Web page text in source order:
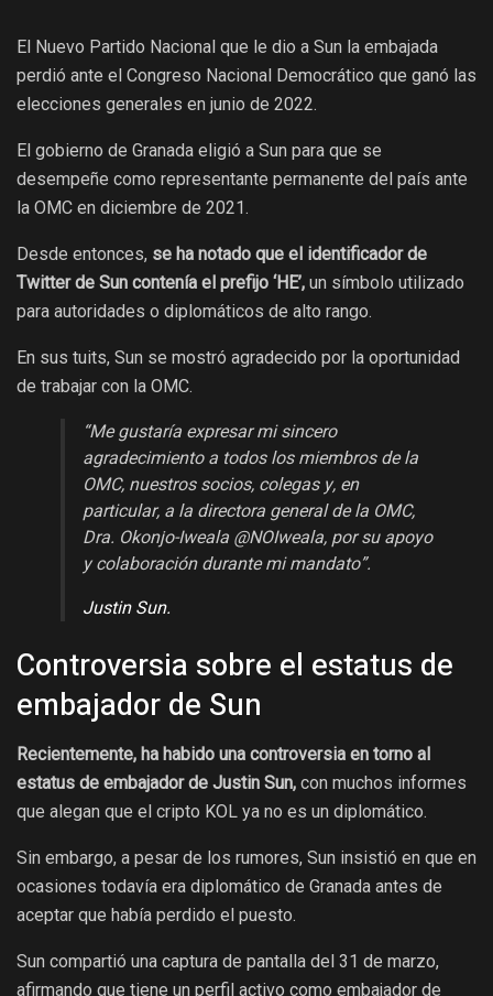
El Nuevo Partido Nacional que le dio a Sun la embajada
perdió ante el Congreso Nacional Democrático que ganó las
elecciones generales en junio de 2022.
El gobierno de Granada eligió a Sun para que se
desempeñe como representante permanente del país ante
la OMC en diciembre de 2021.
Desde entonces, se ha notado que el identificador de
Twitter de Sun contenía el prefijo ‘HE’, un símbolo utilizado
para autoridades o diplomáticos de alto rango.
En sus tuits, Sun se mostró agradecido por la oportunidad
de trabajar con la OMC.
“Me gustaría expresar mi sincero
agradecimiento a todos los miembros de la
OMC, nuestros socios, colegas y, en
particular, a la directora general de la OMC,
Dra. Okonjo-Iweala @NOIweala, por su apoyo
y colaboración durante mi mandato”.
Justin Sun.
Controversia sobre el estatus de
embajador de Sun
Recientemente, ha habido una controversia en torno al
estatus de embajador de Justin Sun, con muchos informes
que alegan que el cripto KOL ya no es un diplomático.
Sin embargo, a pesar de los rumores, Sun insistió en que en
ocasiones todavía era diplomático de Granada antes de
aceptar que había perdido el puesto.
Sun compartió una captura de pantalla del 31 de marzo,
afirmando que tiene un perfil activo como embajador de